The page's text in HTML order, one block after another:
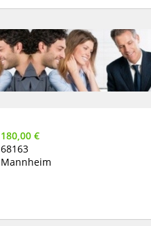
180,00 €
68163
Mannheim